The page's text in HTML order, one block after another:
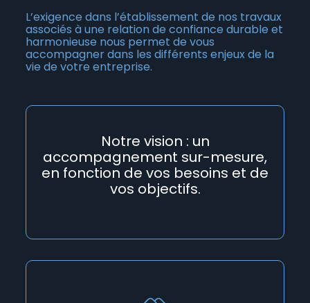
L’exigence dans l’établissement de nos travaux
associés à une relation de confiance durable et
harmonieuse nous permet de vous
accompagner dans les différents enjeux de la
vie de votre entreprise.
Notre vision : un
accompagnement sur-mesure,
en fonction de vos besoins et de
vos objectifs.